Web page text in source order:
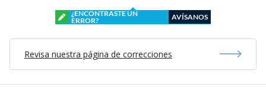
¿ENCONTRASTE UN
ERROR?
AVÍSANOS
Revisa nuestra página de correcciones